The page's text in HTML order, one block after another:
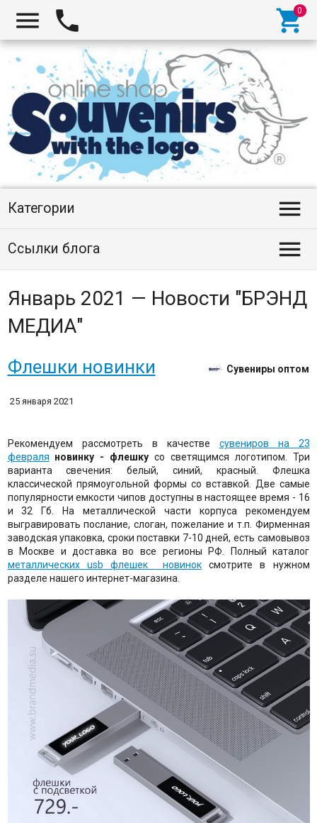
  
Категории 
Ссылки блога 
Январь 2021 — Новости "БРЭНД
МЕДИА"
Флешки новинки Сувениры оптом
25 января 2021
Рекомендуем рассмотреть в качестве сувениров на 23
февраля новинку - флешку со светящимся логотипом. Три
варианта свечения: белый, синий, красный. Флешка
классической прямоугольной формы со вставкой. Две самые
популярности емкости чипов доступны в настоящее время - 16
и 32 Гб. На металлической части корпуса рекомендуем
выгравировать послание, слоган, пожелание и т.п. Фирменная
заводская упаковка, сроки поставки 7-10 дней, есть самовывоз
в Москве и доставка во все регионы РФ. Полный каталог
металлических usb флешек новиноксмотрите в нужном
разделе нашего интернет-магазина.